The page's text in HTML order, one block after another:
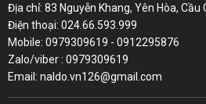
Địa chỉ: 83 Nguyễn Khang, Yên Hòa, Cầu
Điện thoại: 024.66.593.999
Mobile: 0979309619 - 0912295876
Zalo/viber : 0979309619
Email: naldo.vn126@gmail.com